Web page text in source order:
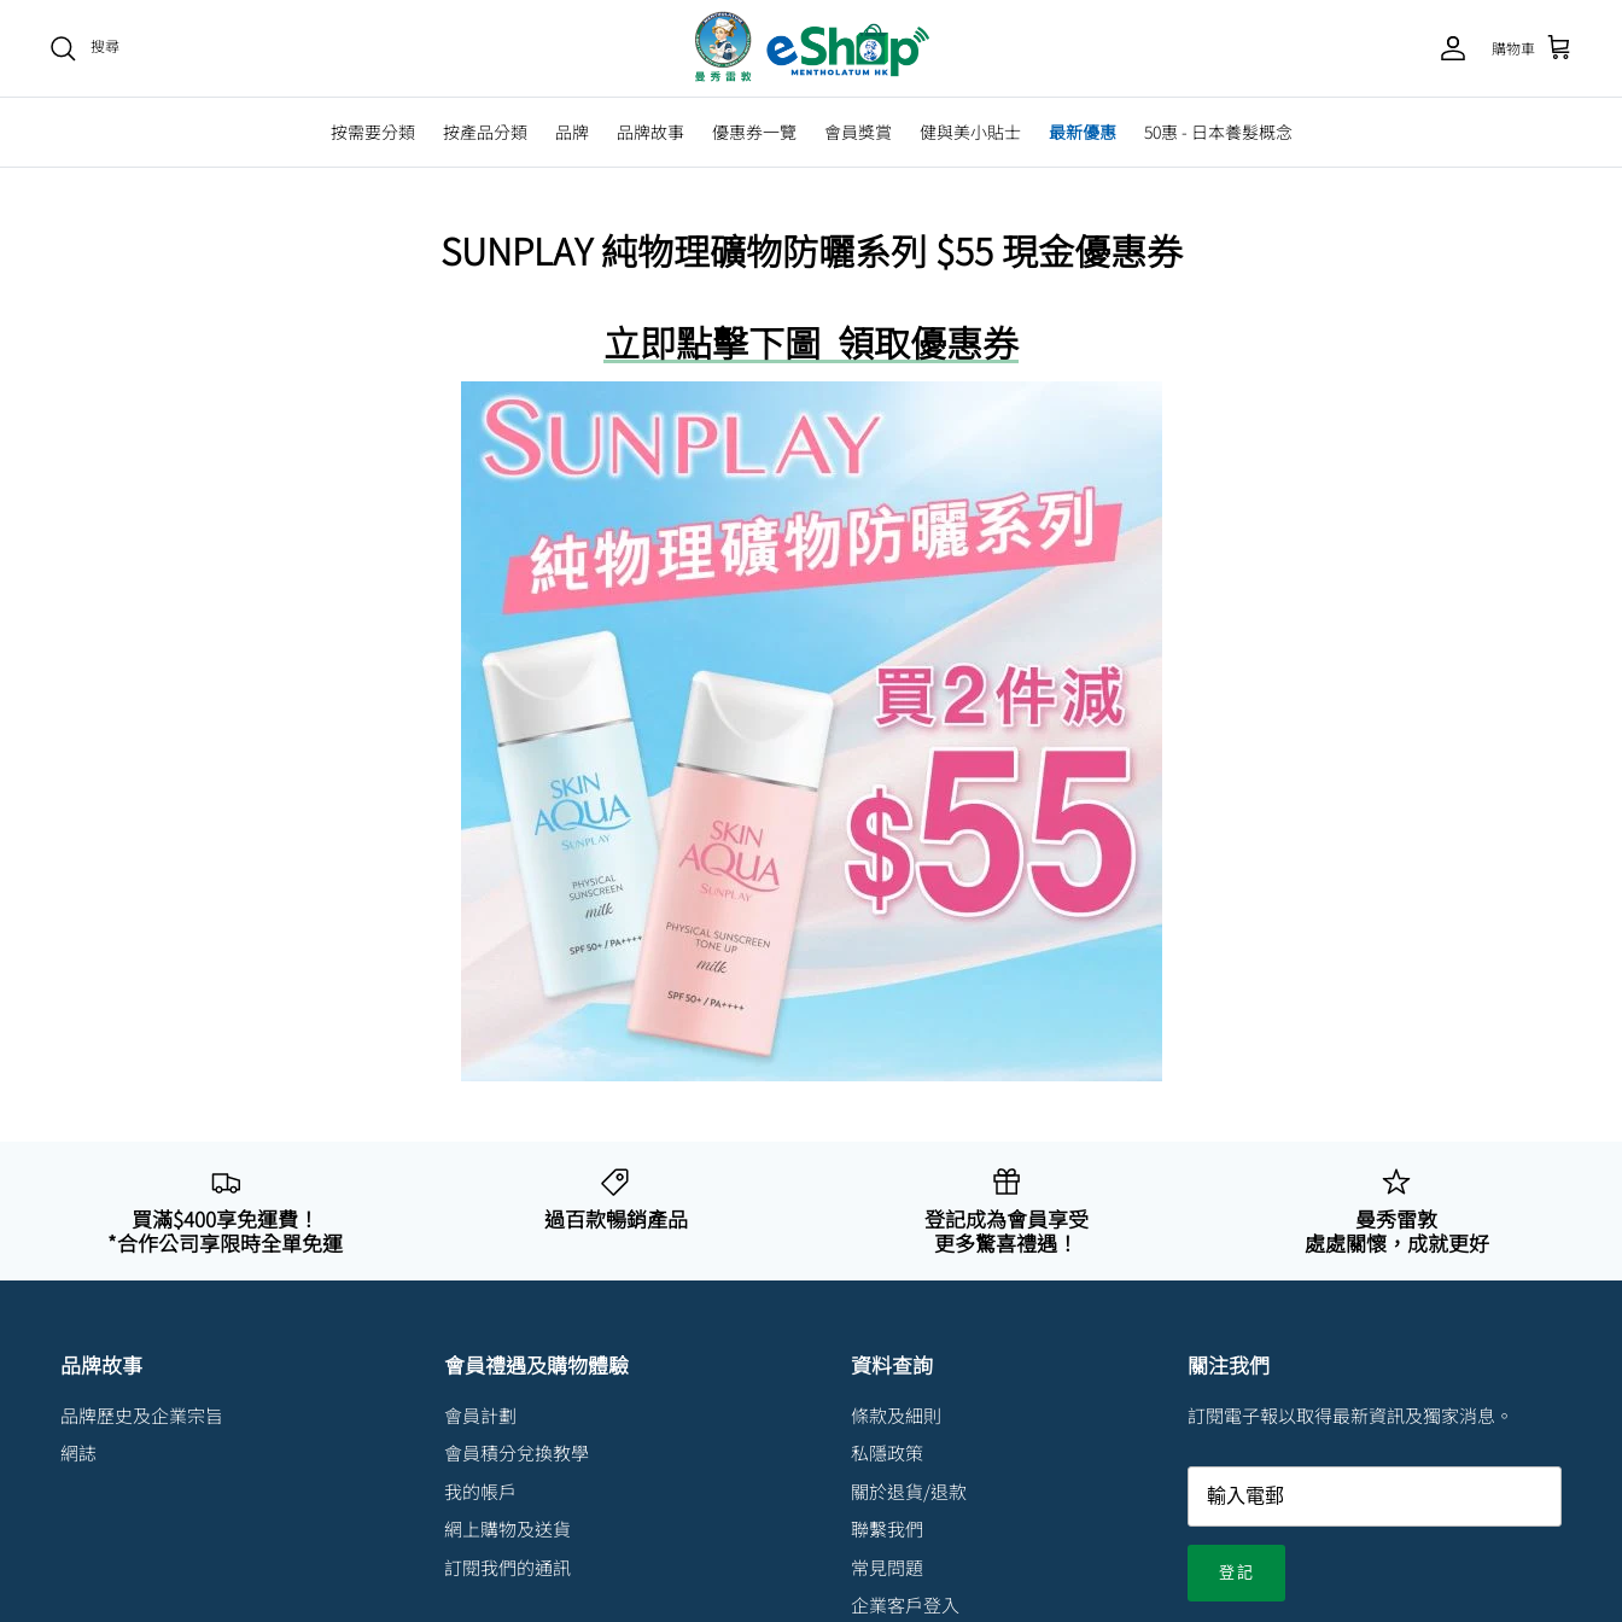
搜尋 購物車
按需要分類 按產品分類 品牌 品牌故事 優惠券一覽 會員獎賞 健與美小貼士 最新優惠 50惠 - 日本養髮概念
SUNPLAY 純物理礦物防曬系列 $55 現金優惠券
立即點擊下圖 領取優惠券
買滿$400享免運費！
*合作公司享限時全單免運
過百款暢銷產品
登記成為會員享受
更多驚喜禮遇！
曼秀雷敦
處處關懷，成就更好
品牌故事
品牌歷史及企業宗旨
網誌
會員禮遇及購物體驗
會員計劃
會員積分兌換教學
我的帳戶
網上購物及送貨
訂閱我們的通訊
資料查詢
條款及細則
私隱政策
關於退貨/退款
聯繫我們
常見問題
企業客戶登入
關注我們
訂閱電子報以取得最新資訊及獨家消息。
登記